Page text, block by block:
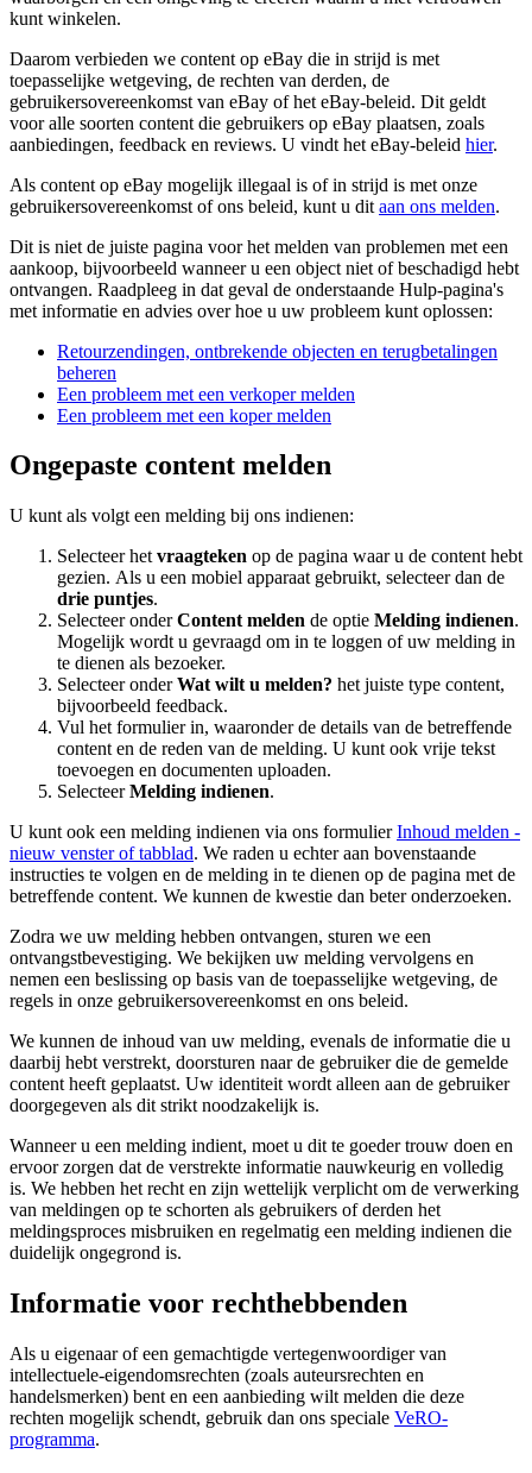
kunt winkelen.
Daarom verbieden we content op eBay die in strijd is met
toepasselijke wetgeving, de rechten van derden, de
gebruikersovereenkomst van eBay of het eBay-beleid. Dit geldt
voor alle soorten content die gebruikers op eBay plaatsen, zoals
aanbiedingen, feedback en reviews. U vindt het eBay-beleid hier.
Als content op eBay mogelijk illegaal is of in strijd is met onze
gebruikersovereenkomst of ons beleid, kunt u dit aan ons melden.
Dit is niet de juiste pagina voor het melden van problemen met een
aankoop, bijvoorbeeld wanneer u een object niet of beschadigd hebt
ontvangen. Raadpleeg in dat geval de onderstaande Hulp-pagina's
met informatie en advies over hoe u uw probleem kunt oplossen:
Retourzendingen, ontbrekende objecten en terugbetalingen
beheren
Een probleem met een verkoper melden
Een probleem met een koper melden
Ongepaste content melden
U kunt als volgt een melding bij ons indienen:
Selecteer het vraagteken op de pagina waar u de content hebt
gezien. Als u een mobiel apparaat gebruikt, selecteer dan de
drie puntjes.
Selecteer onderContent melden de optie Melding indienen.
Mogelijk wordt u gevraagd om in te loggen of uw melding in
te dienen als bezoeker.
Selecteer onderWat wilt u melden? het juiste type content,
bijvoorbeeld feedback.
Vul het formulier in, waaronder de details van de betreffende
content en de reden van de melding. U kunt ook vrije tekst
toevoegen en documenten uploaden.
SelecteerMelding indienen.
U kunt ook een melding indienen via ons formulierInhoud melden -
nieuw venster of tabblad. We raden u echter aan bovenstaande
instructies te volgen en de melding in te dienen op de pagina met de
betreffende content. We kunnen de kwestie dan beter onderzoeken.
Zodra we uw melding hebben ontvangen, sturen we een
ontvangstbevestiging. We bekijken uw melding vervolgens en
nemen een beslissing op basis van de toepasselijke wetgeving, de
regels in onze gebruikersovereenkomst en ons beleid.
We kunnen de inhoud van uw melding, evenals de informatie die u
daarbij hebt verstrekt, doorsturen naar de gebruiker die de gemelde
content heeft geplaatst. Uw identiteit wordt alleen aan de gebruiker
doorgegeven als dit strikt noodzakelijk is.
Wanneer u een melding indient, moet u dit te goeder trouw doen en
ervoor zorgen dat de verstrekte informatie nauwkeurig en volledig
is. We hebben het recht en zijn wettelijk verplicht om de verwerking
van meldingen op te schorten als gebruikers of derden het
meldingsproces misbruiken en regelmatig een melding indienen die
duidelijk ongegrond is.
Informatie voor rechthebbenden
Als u eigenaar of een gemachtigde vertegenwoordiger van
intellectuele-eigendomsrechten (zoals auteursrechten en
handelsmerken) bent en een aanbieding wilt melden die deze
rechten mogelijk schendt, gebruik dan ons speciale VeRO-
programma.